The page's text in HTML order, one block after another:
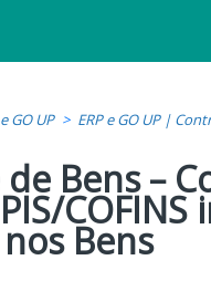
GO UP ERP e GO UP |
de Bens –
Bens